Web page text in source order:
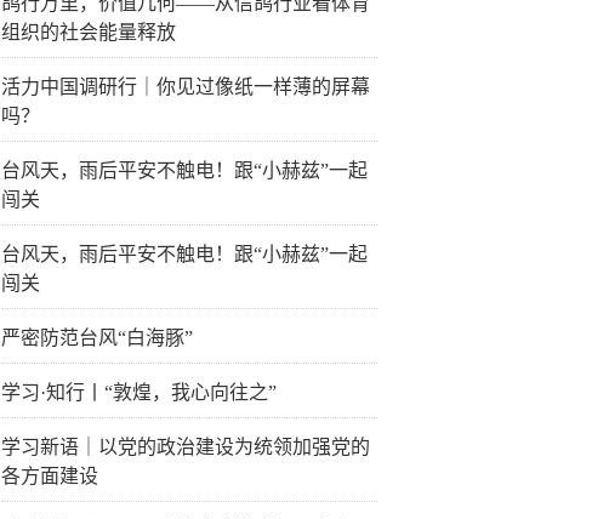
组织的社会能量释放
活力中国调研行｜你见过像纸一样薄的屏幕
吗？
台风天，雨后平安不触电！跟“小赫兹”一起
闯关
台风天，雨后平安不触电！跟“小赫兹”一起
闯关
严密防范台风“白海豚”
学习·知行丨“敦煌，我心向往之”
学习新语｜以党的政治建设为统领加强党的
各方面建设